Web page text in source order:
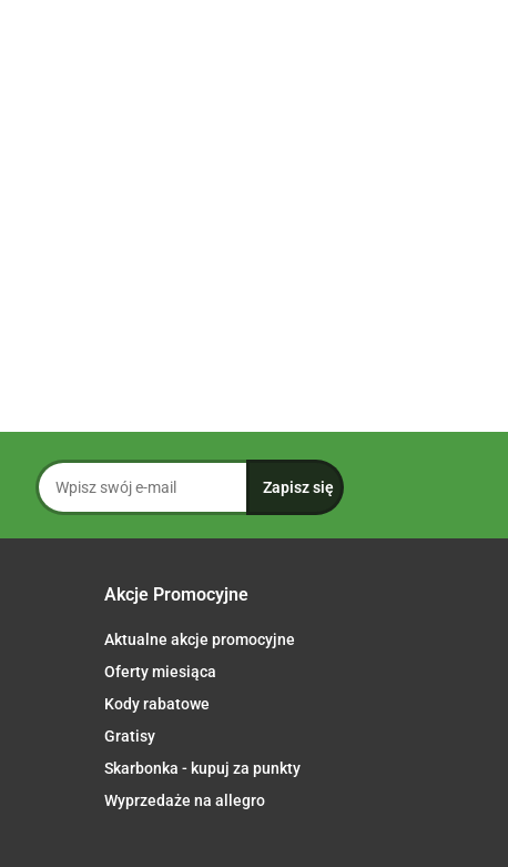
Akcje Promocyjne
Aktualne akcje promocyjne
Oferty miesiąca
Kody rabatowe
Gratisy
Skarbonka - kupuj za punkty
Wyprzedaże na allegro